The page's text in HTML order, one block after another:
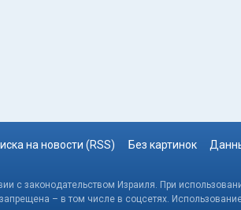
на новости (RSS) Без картинок
с законодательством Израиля. При
– в том числе в соцсетях.